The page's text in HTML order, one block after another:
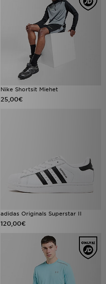
Nike Shortsit Miehet
25,00€
adidas Originals Superstar II
120,00€